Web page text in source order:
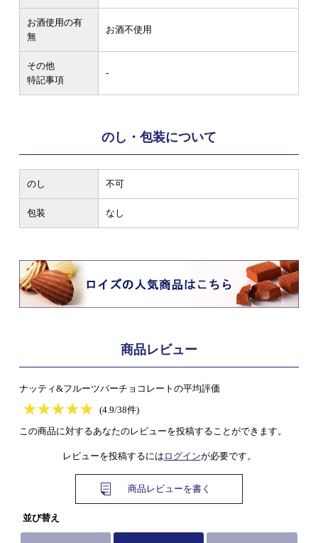
お酒使用の有
無
お酒不使用
その他
特記事項
-
のし・包装について
のし 不可
包装 なし
商品レビュー
ナッティ&フルーツバーチョコレートの平均評価
★★★★★
★★★★★
(4.9/38件)
この商品に対するあなたのレビューを投稿することができます。
レビューを投稿するには ログインが必要です。
商品レビューを書く
並び替え